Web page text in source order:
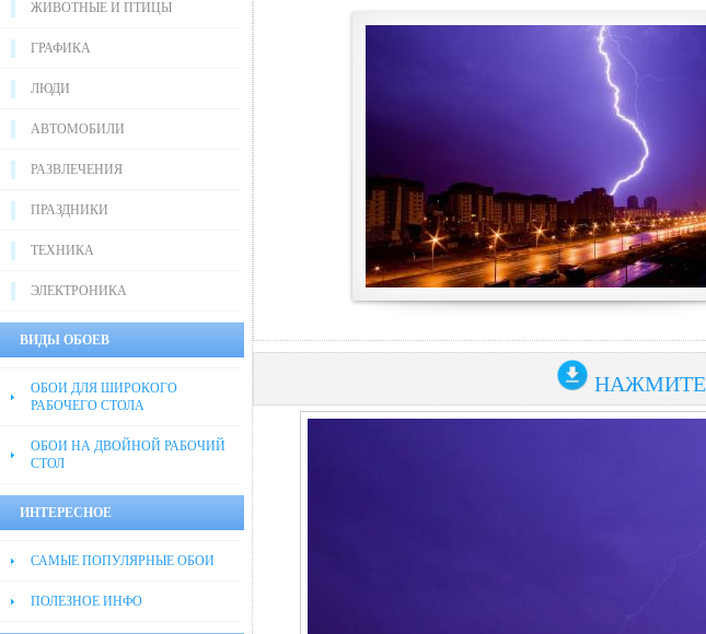
ЖИВОТНЫЕ И ПТИЦЫ
ГРАФИКА
ЛЮДИ
АВТОМОБИЛИ
РАЗВЛЕЧЕНИЯ
ПРАЗДНИКИ
ТЕХНИКА
ЭЛЕКТРОНИКА
ВИДЫ ОБОЕВ
ОБОИ ДЛЯ ШИРОКОГО
РАБОЧЕГО СТОЛА
ОБОИ НА ДВОЙНОЙ РАБОЧИЙ
СТОЛ
ИНТЕРЕСНОЕ
САМЫЕ ПОПУЛЯРНЫЕ ОБОИ
ПОЛЕЗНОЕ ИНФО
НАЖМИТЕ